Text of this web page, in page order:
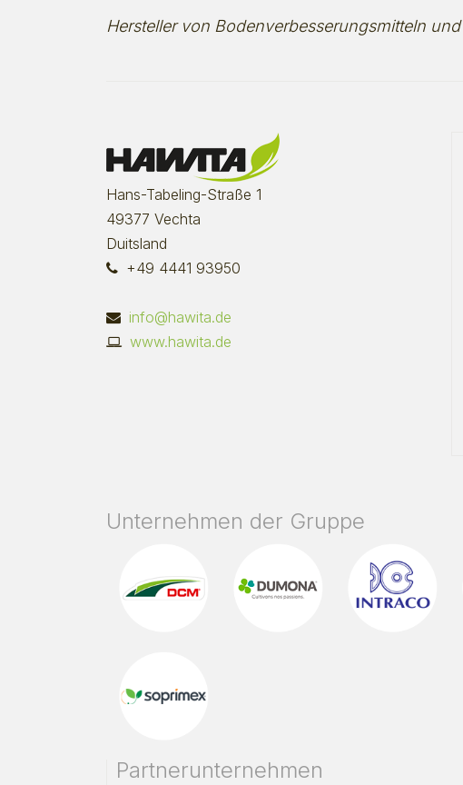
Hersteller von Bodenverbesserungsmitteln
Hans-Tabeling-Straße 1
49377 Vechta
Duitsland
+49 4441 93950
info@hawita.de
www.hawita.de
Unternehmen der Gruppe
Partnerunternehmen